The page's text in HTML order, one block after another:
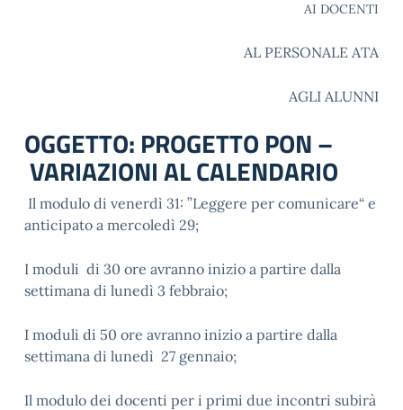
AI DOCENTI
AL PERSONALE ATA
AGLI ALUNNI
OGGETTO: PROGETTO PON –
VARIAZIONI AL CALENDARIO
Il modulo di venerdì 31: ”Leggere per comunicare“ e
anticipato a mercoledì 29;
I moduli di 30 ore avranno inizio a partire dalla
settimana di lunedì 3 febbraio;
I moduli di 50 ore avranno inizio a partire dalla
settimana di lunedì 27 gennaio;
Il modulo dei docenti per i primi due incontri subirà